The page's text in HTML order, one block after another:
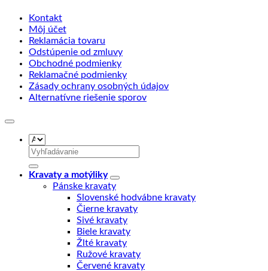
Kontakt
Môj účet
Reklamácia tovaru
Odstúpenie od zmluvy
Obchodné podmienky
Reklamačné podmienky
Zásady ochrany osobných údajov
Alternatívne riešenie sporov
Hľadať:
Kravaty a motýliky
Pánske kravaty
Slovenské hodvábne kravaty
Čierne kravaty
Sivé kravaty
Biele kravaty
Žlté kravaty
Ružové kravaty
Červené kravaty